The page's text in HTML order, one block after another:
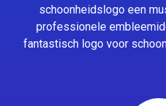
schoonheidslogo een
professionele
fantastisch logo voor